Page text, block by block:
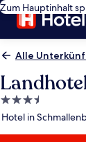
Zum Hauptinhalt
Alle
3.5-
Sterne-
Hotel in